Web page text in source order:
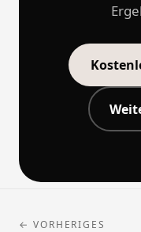
← VORHERIGES